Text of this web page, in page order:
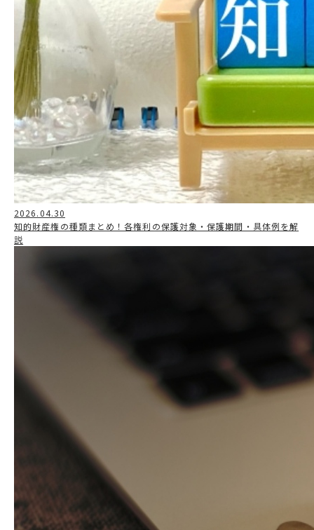
2026.04.30
知的財産権の種類まとめ！各権利の保護対象・保護期間・具体例を解
説